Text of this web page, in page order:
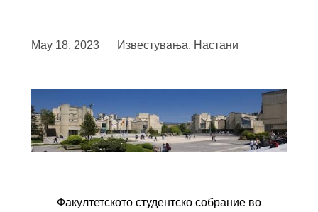
May 18, 2023 Известувања, Настани
Факултетското студентско собрание во